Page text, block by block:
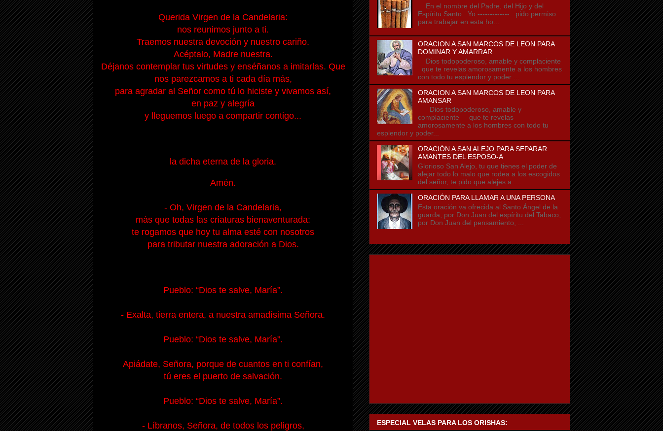
Querida Virgen de la Candelaria:
nos reunimos junto a ti.
Traemos nuestra devoción y nuestro cariño.
Acéptalo, Madre nuestra.
Déjanos contemplar tus virtudes y enséñanos a imitarlas. Que
nos parezcamos a ti cada día más,
para agradar al Señor como tú lo hiciste y vivamos así,
en paz y alegría
y lleguemos luego a compartir contigo...
la dicha eterna de la gloria.
Amén.
- Oh, Virgen de la Candelaria,
más que todas las criaturas bienaventurada:
te rogamos que hoy tu alma esté con nosotros
para tributar nuestra adoración a Dios.
Pueblo: “Dios te salve, María”.
- Exalta, tierra entera, a nuestra amadísima Señora.
Pueblo: “Dios te salve, María”.
Apiádate, Señora, porque de cuantos en ti confían,
tú eres el puerto de salvación.
Pueblo: “Dios te salve, María”.
- Líbranos, Señora, de todos los peligros,
En el nombre del Padre, del Hijo y del
Espíritu Santo Yo ------------- pido permiso
para trabajar en esta ho...
ORACION A SAN MARCOS DE LEON PARA
DOMINAR Y AMARRAR
Dios todopoderoso, amable y complaciente
que te revelas amorosamente a los hombres
con todo tu esplendor y poder ...
ORACION A SAN MARCOS DE LEON PARA
AMANSAR
Dios todopoderoso, amable y
complaciente que te revelas
amorosamente a los hombres con todo tu
esplendor y poder...
ORACIÓN A SAN ALEJO PARA SEPARAR
AMANTES DEL ESPOSO-A
Glorioso San Alejo, tu que tienes el poder de
alejar todo lo malo que rodea a los escogidos
del señor, te pido que alejes a ....
ORACIÓN PARA LLAMAR A UNA PERSONA
Esta oración va ofrecida al Santo Ángel de la
guarda, por Don Juan del espíritu del Tabaco,
por Don Juan del pensamiento, ...
ESPECIAL VELAS PARA LOS ORISHAS: